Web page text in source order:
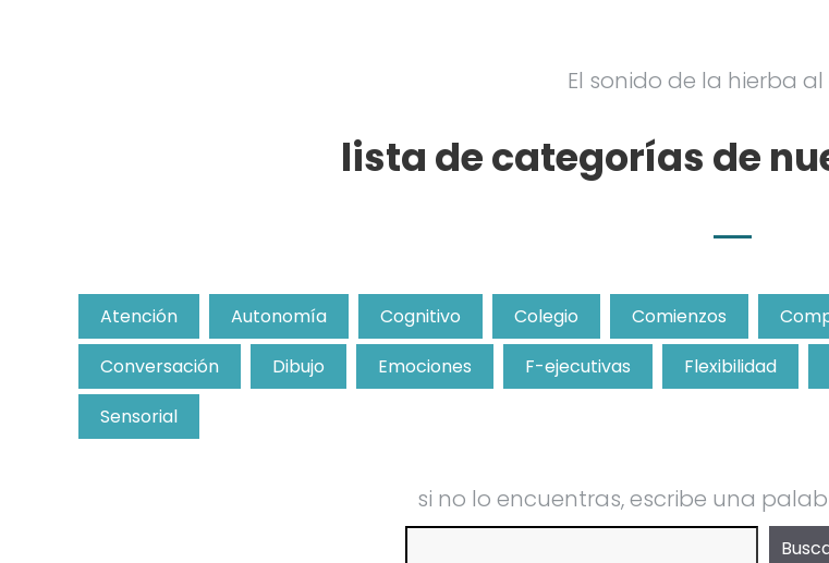
El sonido de la hierba
lista de categorías de
Atención Autonomía Cognitivo Colegio Comienzos
Conversación
Dibujo Emociones F-ejecutivas Flexibilidad
Sensorial
si no lo encuentras, escribe una